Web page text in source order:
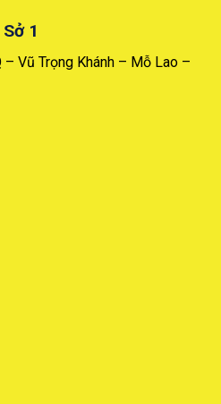
1
– Vũ Trọng Khánh – Mỗ Lao –